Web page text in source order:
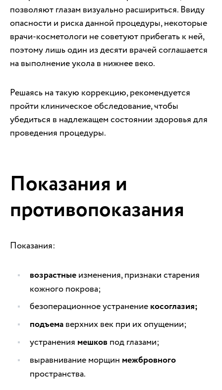
позволяют глазам визуально расшириться. Ввиду
опасности и риска данной процедуры, некоторые
врачи-косметологи не советуют прибегать к ней,
поэтому лишь один из десяти врачей соглашается
на выполнение укола в нижнее веко.
Решаясь на такую коррекцию, рекомендуется
пройти клиническое обследование, чтобы
убедиться в надлежащем состоянии здоровья для
проведения процедуры.
Показания и
противопоказания
Показания:
возрастные изменения, признаки старения
кожного покрова;
безоперационное устранение косоглазия;
подъема верхних век при их опущении;
устранения мешков под глазами;
выравнивание морщин межбровного
пространства.